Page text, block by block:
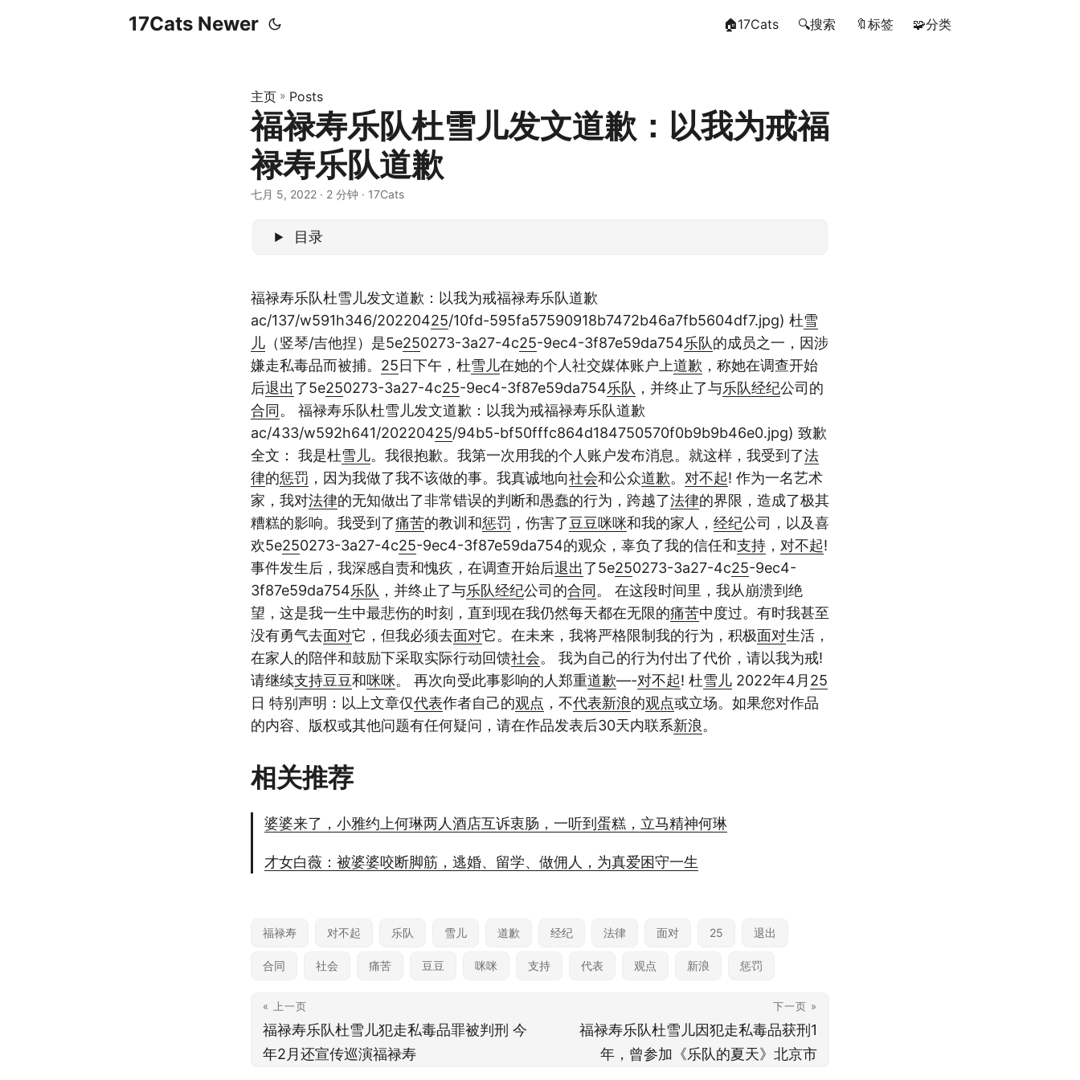
17Cats Newer 🏠17Cats 🔍搜索 🔖标签 🧩分类
主页 » Posts
福禄寿乐队杜雪儿发文道歉：以我为戒福
禄寿乐队道歉
七月 5, 2022 · 2 分钟 · 17Cats
目录
福禄寿乐队杜雪儿发文道歉：以我为戒福禄寿乐队道歉
ac/137/w591h346/20220425/10fd-595fa57590918b7472b46a7fb5604df7.jpg) 杜雪
儿 （竖琴/吉他捏）是5e250273-3a27-4c25-9ec4-3f87e59da754乐队的成员之一，因涉
嫌走私毒品而被捕。 25日下午，杜雪儿在她的个人社交媒体账户上道歉 ，称她在调查开始
后退出了5e250273-3a27-4c25-9ec4-3f87e59da754乐队 ，并终止了与乐队经纪公司的
合同。 福禄寿乐队杜雪儿发文道歉：以我为戒福禄寿乐队道歉
ac/433/w592h641/20220425/94b5-bf50fffc864d184750570f0b9b9b46e0.jpg) 致歉
全文： 我是杜雪儿。我很抱歉。我第一次用我的个人账户发布消息。就这样，我受到了法
律的惩罚 ，因为我做了我不该做的事。我真诚地向社会和公众道歉。 对不起! 作为一名艺术
家，我对法律的无知做出了非常错误的判断和愚蠢的行为，跨越了法律的界限，造成了极其
糟糕的影响。我受到了痛苦的教训和惩罚 ，伤害了豆豆咪咪和我的家人， 经纪公司，以及喜
欢5e250273-3a27-4c25-9ec4-3f87e59da754的观众，辜负了我的信任和支持 ， 对不起!
事件发生后，我深感自责和愧疚，在调查开始后退出了5e250273-3a27-4c25-9ec4-
3f87e59da754乐队 ，并终止了与乐队经纪公司的合同。 在这段时间里，我从崩溃到绝
望，这是我一生中最悲伤的时刻，直到现在我仍然每天都在无限的痛苦中度过。有时我甚至
没有勇气去面对它，但我必须去面对它。在未来，我将严格限制我的行为，积极面对生活，
在家人的陪伴和鼓励下采取实际行动回馈社会。 我为自己的行为付出了代价，请以我为戒!
请继续支持豆豆和咪咪。 再次向受此事影响的人郑重道歉—-对不起! 杜雪儿 2022年4月 25
日 特别声明：以上文章仅代表作者自己的观点 ，不代表新浪的观点或立场。如果您对作品
的内容、版权或其他问题有任何疑问，请在作品发表后30天内联系新浪。
相关推荐
婆婆来了，小雅约上何琳两人酒店互诉衷肠，一听到蛋糕，立马精神何琳
才女白薇：被婆婆咬断脚筋，逃婚、留学、做佣人，为真爱困守一生
福禄寿 对不起 乐队 雪儿 道歉 经纪 法律 面对 25 退出
合同 社会 痛苦 豆豆 咪咪 支持 代表 观点 新浪 惩罚
« 上一页
福禄寿乐队杜雪儿犯走私毒品罪被判刑 今
年2月还宣传巡演福禄寿
下一页 »
福禄寿乐队杜雪儿因犯走私毒品获刑1
年，曾参加《乐队的夏天》北京市